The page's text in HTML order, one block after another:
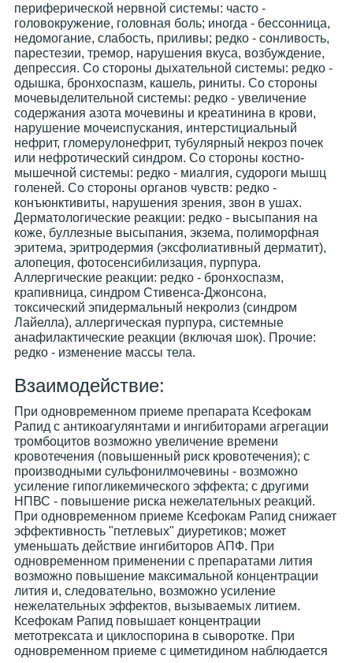
периферической нервной системы: часто -
головокружение, головная боль; иногда - бессонница,
недомогание, слабость, приливы; редко - сонливость,
парестезии, тремор, нарушения вкуса, возбуждение,
депрессия. Со стороны дыхательной системы: редко -
одышка, бронхоспазм, кашель, риниты. Со стороны
мочевыделительной системы: редко - увеличение
содержания азота мочевины и креатинина в крови,
нарушение мочеиспускания, интерстициальный
нефрит, гломерулонефрит, тубулярный некроз почек
или нефротический синдром. Со стороны костно-
мышечной системы: редко - миалгия, судороги мышц
голеней. Со стороны органов чувств: редко -
конъюнктивиты, нарушения зрения, звон в ушах.
Дерматологические реакции: редко - высыпания на
коже, буллезные высыпания, экзема, полиморфная
эритема, эритродермия (эксфолиативный дерматит),
алопеция, фотосенсибилизация, пурпура.
Аллергические реакции: редко - бронхоспазм,
крапивница, синдром Стивенса-Джонсона,
токсический эпидермальный некролиз (синдром
Лайелла), аллергическая пурпура, системные
анафилактические реакции (включая шок). Прочие:
редко - изменение массы тела.
Взаимодействие:
При одновременном приеме препарата Ксефокам
Рапид с антикоагулянтами и ингибиторами агрегации
тромбоцитов возможно увеличение времени
кровотечения (повышенный риск кровотечения); с
производными сульфонилмочевины - возможно
усиление гипогликемического эффекта; с другими
НПВС - повышение риска нежелательных реакций.
При одновременном приеме Ксефокам Рапид снижает
эффективность "петлевых" диуретиков; может
уменьшать действие ингибиторов АПФ. При
одновременном применении с препаратами лития
возможно повышение максимальной концентрации
лития и, следовательно, возможно усиление
нежелательных эффектов, вызываемых литием.
Ксефокам Рапид повышает концентрации
метотрексата и циклоспорина в сыворотке. При
одновременном приеме с циметидином наблюдается